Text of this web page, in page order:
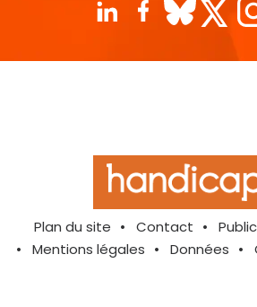
Plan du site Contact
Mentions légales
Données